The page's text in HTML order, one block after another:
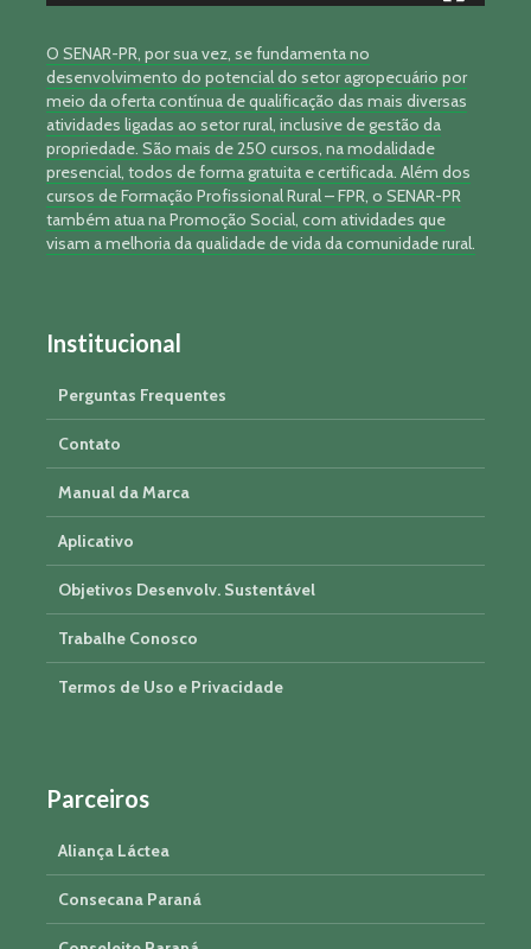
O SENAR-PR, por sua vez, se fundamenta no
desenvolvimento do potencial do setor agropecuário por
meio da oferta contínua de qualificação das mais diversas
atividades ligadas ao setor rural, inclusive de gestão da
propriedade. São mais de 250 cursos, na modalidade
presencial, todos de forma gratuita e certificada. Além dos
cursos de Formação Profissional Rural – FPR, o SENAR-PR
também atua na Promoção Social, com atividades que
visam a melhoria da qualidade de vida da comunidade rural.
Institucional
Perguntas Frequentes
Contato
Manual da Marca
Aplicativo
Objetivos Desenvolv. Sustentável
Trabalhe Conosco
Termos de Uso e Privacidade
Parceiros
Aliança Láctea
Consecana Paraná